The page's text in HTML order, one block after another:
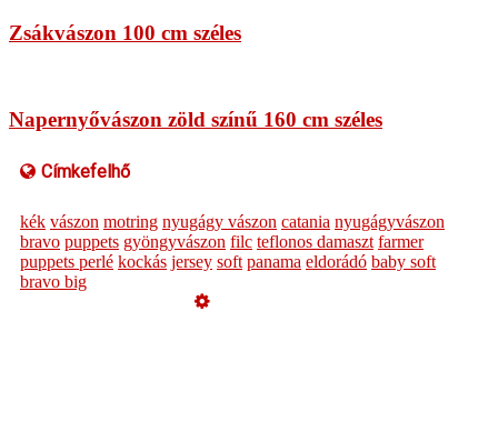
Zsákvászon 100 cm széles
Napernyővászon zöld színű 160 cm széles
Címkefelhő
kék vászon motring nyugágy vászon catania nyugágyvászon
bravo puppets gyöngyvászon filc teflonos damaszt farmer
puppets perlé kockás jersey soft panama eldorádó baby soft
bravo big